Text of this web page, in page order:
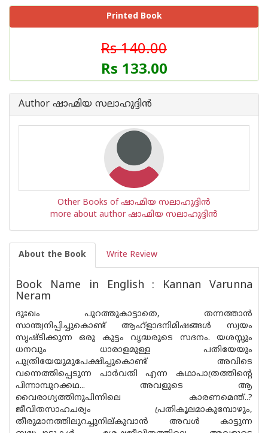
Printed Book
Rs 140.00
Rs 133.00
Author ഷാഹ്മിയ സലാഹുദ്ദിൻ
Other Books of ഷാഹ്മിയ സലാഹുദ്ദിൻ
more about author ഷാഹ്മിയ സലാഹുദ്ദിൻ
About the Book Write Review
Book Name in English : Kannan Varunna
Neram
ദുഃഖം പുറത്തുകാട്ടാതെ, തന്നത്താൻ
സാന്ത്വനിപ്പിച്ചുകൊണ്ട് ആഹ്ളാദനിമിഷങ്ങൾ സ്വയം
സൃഷ്ടിക്കുന്ന ഒരു കുട്ടം വൃദ്ധരുടെ സദനം. യശസ്സും
ധനവും ധാരാളമുള്ള പതിയേയും
പുത്രിയേയുമുപേക്ഷിച്ചുകൊണ്ട് അവിടെ
വന്നെത്തിപ്പെടുന്ന പാർവതി എന്ന കഥാപാത്രത്തിൻ്റെ
പിന്നാമ്പുറക്കഥ... അവളുടെ ആ
വൈരാഗ്യത്തിനുപിന്നിലെ കാരണമെന്ത്..?
ജീവിതസാഹചര്യം പ്രതികൂലമാകുമ്പോഴും,
തീരുമാനത്തിലുറച്ചുനില്‌കുവാൻ അവൾ കാട്ടുന്ന